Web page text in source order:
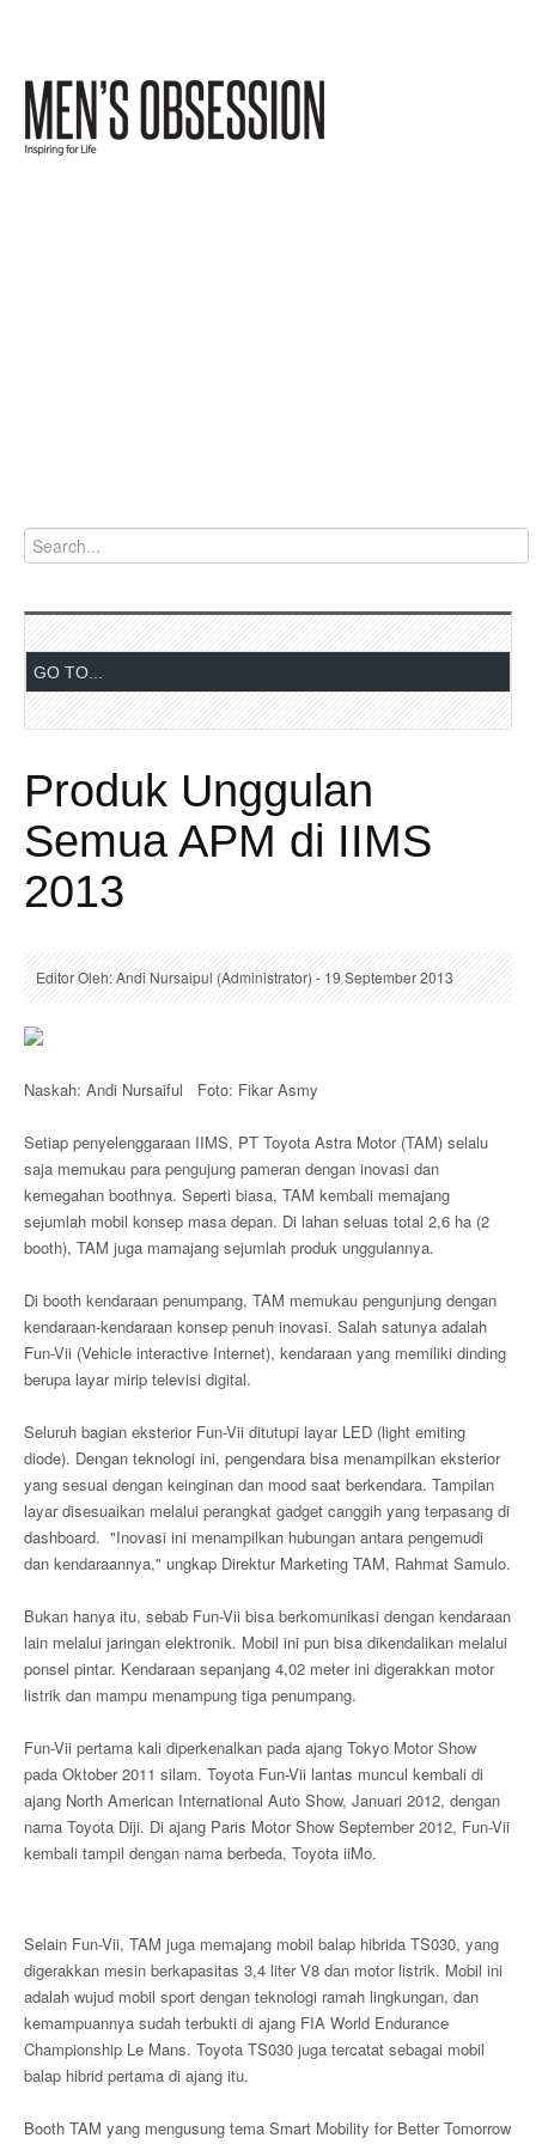
Produk Unggulan
Semua APM di IIMS
2013
Editor Oleh: Andi Nursaipul (Administrator) - 19 September 2013
Naskah: Andi Nursaiful Foto: Fikar Asmy
Setiap penyelenggaraan IIMS, PT Toyota Astra Motor (TAM) selalu
saja memukau para pengujung pameran dengan inovasi dan
kemegahan boothnya. Seperti biasa, TAM kembali memajang
sejumlah mobil konsep masa depan. Di lahan seluas total 2,6 ha (2
booth), TAM juga mamajang sejumlah produk unggulannya.
Di booth kendaraan penumpang, TAM memukau pengunjung dengan
kendaraan-kendaraan konsep penuh inovasi. Salah satunya adalah
Fun-Vii (Vehicle interactive Internet), kendaraan yang memiliki dinding
berupa layar mirip televisi digital.
Seluruh bagian eksterior Fun-Vii ditutupi layar LED (light emiting
diode). Dengan teknologi ini, pengendara bisa menampilkan eksterior
yang sesuai dengan keinginan dan mood saat berkendara. Tampilan
layar disesuaikan melalui perangkat gadget canggih yang terpasang di
dashboard. "Inovasi ini menampilkan hubungan antara pengemudi
dan kendaraannya," ungkap Direktur Marketing TAM, Rahmat Samulo.
Bukan hanya itu, sebab Fun-Vii bisa berkomunikasi dengan kendaraan
lain melalui jaringan elektronik. Mobil ini pun bisa dikendalikan melalui
ponsel pintar. Kendaraan sepanjang 4,02 meter ini digerakkan motor
listrik dan mampu menampung tiga penumpang.
Fun-Vii pertama kali diperkenalkan pada ajang Tokyo Motor Show
pada Oktober 2011 silam. Toyota Fun-Vii lantas muncul kembali di
ajang North American International Auto Show, Januari 2012, dengan
nama Toyota Diji. Di ajang Paris Motor Show September 2012, Fun-Vii
kembali tampil dengan nama berbeda, Toyota iiMo.
Selain Fun-Vii, TAM juga memajang mobil balap hibrida TS030, yang
digerakkan mesin berkapasitas 3,4 liter V8 dan motor listrik. Mobil ini
adalah wujud mobil sport dengan teknologi ramah lingkungan, dan
kemampuannya sudah terbukti di ajang FIA World Endurance
Championship Le Mans. Toyota TS030 juga tercatat sebagai mobil
balap hibrid pertama di ajang itu.
Booth TAM yang mengusung tema Smart Mobility for Better Tomorrow